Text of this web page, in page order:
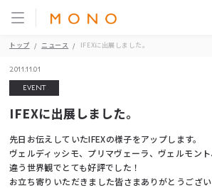
トップ ニュース IFEXに出展しました。
2011.11.01
EVENT
IFEXに出展しました。
先日お伝えしていたIFEXの様子をアップします。
ヴェルディッシモ、プリマヴェーラ、ヴェルモン
違う世界観でとても好評でした！
お立ち寄りいただきました皆さまありがとうござい